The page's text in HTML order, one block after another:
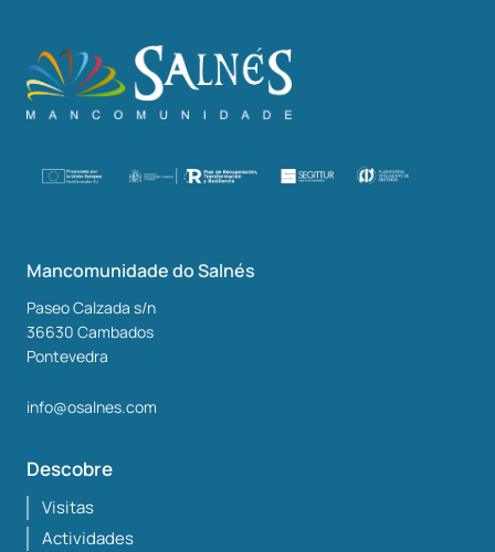
Mancomunidade do Salnés
Paseo Calzada s/n
36630 Cambados
Pontevedra
info@osalnes.com
Descobre
Visitas
Actividades